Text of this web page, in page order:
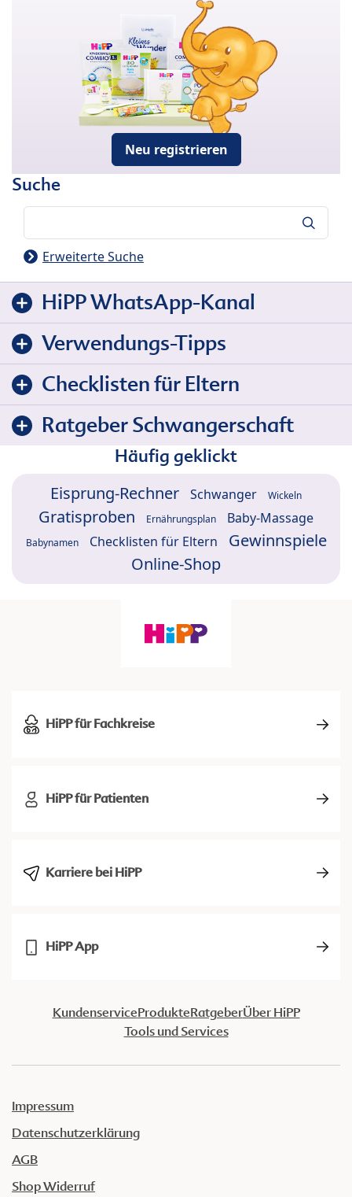
Neu registrieren
Suche
Erweiterte Suche
HiPP WhatsApp-Kanal
Verwendungs-Tipps
Checklisten für Eltern
Ratgeber Schwangerschaft
Häufig geklickt
Eisprung-Rechner Schwanger Wickeln
Gratisproben Ernährungsplan Baby-Massage
Babynamen Checklisten für Eltern
Gewinnspiele
Online-Shop
HiPP für Fachkreise
HiPP für Patienten
Karriere bei HiPP
HiPP App
KundenserviceProdukteRatgeberÜber HiPP
Tools und Services
Impressum
Datenschutzerklärung
AGB
Shop Widerruf